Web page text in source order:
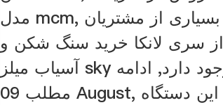
مدل mcm, بسیاری از مشتریان
از سری لانکا خرید سنگ شکن و
آسیاب میلز sky وجود دارد, ادامه
مطلب 09 August, این دستگاه